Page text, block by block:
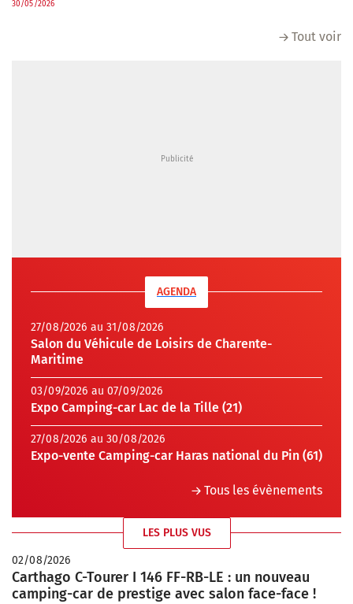
30/05/2026
Tout voir
AGENDA
27/08/2026 au 31/08/2026
Salon du Véhicule de Loisirs de Charente-
Maritime
03/09/2026 au 07/09/2026
Expo Camping-car Lac de la Tille (21)
27/08/2026 au 30/08/2026
Expo-vente Camping-car Haras national du Pin (61)
Tous les évènements
LES PLUS VUS
02/08/2026
Carthago C-Tourer I 146 FF-RB-LE : un nouveau
camping-car de prestige avec salon face-face !